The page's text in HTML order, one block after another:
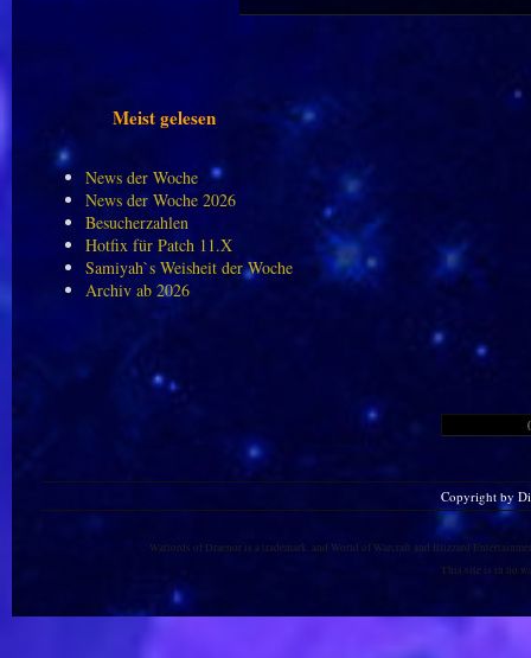
Meist gelesen
News der Woche
News der Woche 2026
Besucherzahlen
Hotfix für Patch 11.X
Samiyah`s Weisheit der Woche
Archiv ab 2026
Copyright by
Warlords of Draenor is a trademark, and World of Warcraft and Blizzard
This site is in no